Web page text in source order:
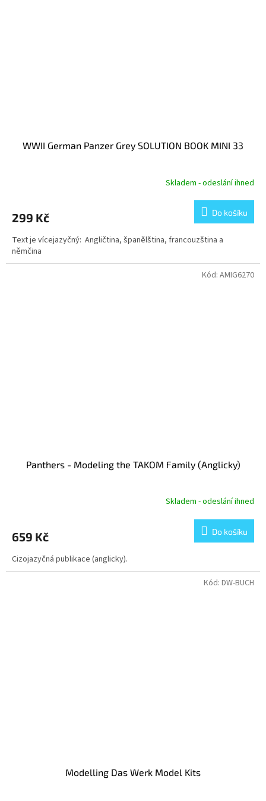
WWII German Panzer Grey SOLUTION BOOK MINI 33
Skladem - odeslání ihned
299 Kč Do košíku
Text je vícejazyčný: Angličtina, španělština, francouzština a
němčina
Panthers - Modeling the TAKOM Family (Anglicky)
Skladem - odeslání ihned
659 Kč Do košíku
Cizojazyčná publikace (anglicky).
Kód: AMIG6270
Modelling Das Werk Model Kits
Kód: DW-BUCH